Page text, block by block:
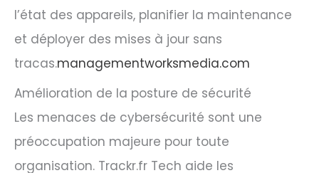
l’état des appareils, planifier la maintenance
et déployer des mises à jour sans
tracas.managementworksmedia.com
Amélioration de la posture de sécurité
Les menaces de cybersécurité sont une
préoccupation majeure pour toute
organisation. Trackr.fr Tech aide les